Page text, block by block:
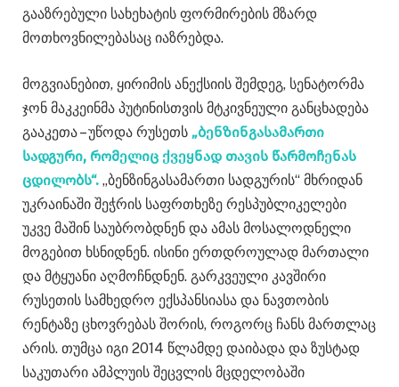
გააზრებული სახეხატის ფორმირების მზარდ
მოთხოვნილებასაც იაზრებდა.
მოგვიანებით, ყირიმის ანექსიის შემდეგ, სენატორმა
ჯონ მაკკეინმა პუტინისთვის მტკივნეული განცხადება
გააკეთა – უწოდა რუსეთს „ბენზინგასამართი
სადგური, რომელიც ქვეყნად თავის წარმოჩენას
ცდილობს“. „ბენზინგასამართი სადგურის“ მხრიდან
უკრაინაში შეჭრის საფრთხეზე რესპუბლიკელები
უკვე მაშინ საუბრობდნენ და ამას მოსალოდნელი
მოგებით ხსნიდნენ. ისინი ერთდროულად მართალი
და მტყუანი აღმოჩნდნენ. გარკვეული კავშირი
რუსეთის სამხედრო ექსპანსიასა და ნავთობის
რენტაზე ცხოვრებას შორის, როგორც ჩანს მართლაც
არის. თუმცა იგი 2014 წლამდე დაიბადა და ზუსტად
საკუთარი ამპლუის შეცვლის მცდელობაში